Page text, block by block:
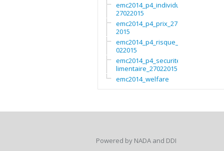
emc2014_p4_individu_
27022015
emc2014_p4_prix_2702
2015
emc2014_p4_risque_27
022015
emc2014_p4_securitea
limentaire_27022015
emc2014_welfare
Powered by NADA and DDI